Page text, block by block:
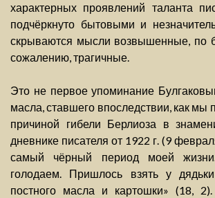
характерных проявлений таланта
подчёркнуто бытовыми и
скрываются мысли возвышенные, по
сожалению, трагичные.
Это не первое упоминание
масла, ставшего впоследствии, как мы
причиной гибели Берлиоза в
дневнике писателя от 1922 г. (9
самый чёрный период моей
голодаем. Пришлось взять у
постного масла и картошки» (18,